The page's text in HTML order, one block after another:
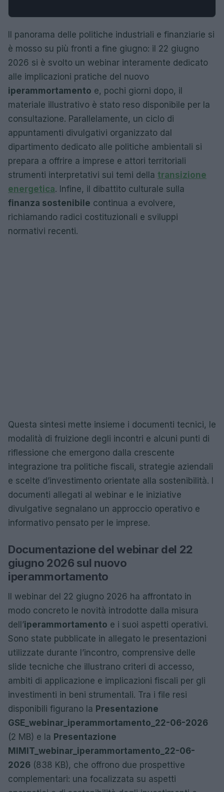
Il panorama delle politiche industriali e finanziarie si
è mosso su più fronti a fine giugno: il 22 giugno
2026 si è svolto un webinar interamente dedicato
alle implicazioni pratiche del nuovo
iperammortamento e, pochi giorni dopo, il
materiale illustrativo è stato reso disponibile per la
consultazione. Parallelamente, un ciclo di
appuntamenti divulgativi organizzato dal
dipartimento dedicato alle politiche ambientali si
prepara a offrire a imprese e attori territoriali
strumenti interpretativi sui temi della transizione
energetica. Infine, il dibattito culturale sulla
finanza sostenibile continua a evolvere,
richiamando radici costituzionali e sviluppi
normativi recenti.
Questa sintesi mette insieme i documenti tecnici, le
modalità di fruizione degli incontri e alcuni punti di
riflessione che emergono dalla crescente
integrazione tra politiche fiscali, strategie aziendali
e scelte d’investimento orientate alla sostenibilità. I
documenti allegati al webinar e le iniziative
divulgative segnalano un approccio operativo e
informativo pensato per le imprese.
Documentazione del webinar del 22
giugno 2026 sul nuovo
iperammortamento
Il webinar del 22 giugno 2026 ha affrontato in
modo concreto le novità introdotte dalla misura
dell’iperammortamento e i suoi aspetti operativi.
Sono state pubblicate in allegato le presentazioni
utilizzate durante l’incontro, comprensive delle
slide tecniche che illustrano criteri di accesso,
ambiti di applicazione e implicazioni fiscali per gli
investimenti in beni strumentali. Tra i file resi
disponibili figurano la Presentazione
GSE_webinar_iperammortamento_22-06-2026
(2 MB) e la Presentazione
MIMIT_webinar_iperammortamento_22-06-
2026 (838 KB), che offrono due prospettive
complementari: una focalizzata su aspetti